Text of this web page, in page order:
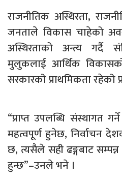
राजनीतिक अस्थिरता,
जनताले विकास चाहेको
अस्थिरताको अन्त्य गर्दै
मुलुकलाई आर्थिक
सरकारको प्राथमिकता रहेको
“प्राप्त उपलब्धि संस्थागत
महत्वपूर्ण हुनेछ, निर्वाचन
छ, त्यसैले सही ढङ्गबाट
हुन्छ”–उनले भने ।